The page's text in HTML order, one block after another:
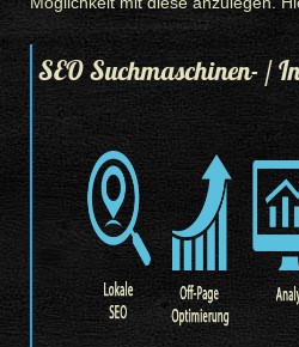
SEO Suchmaschinen- /